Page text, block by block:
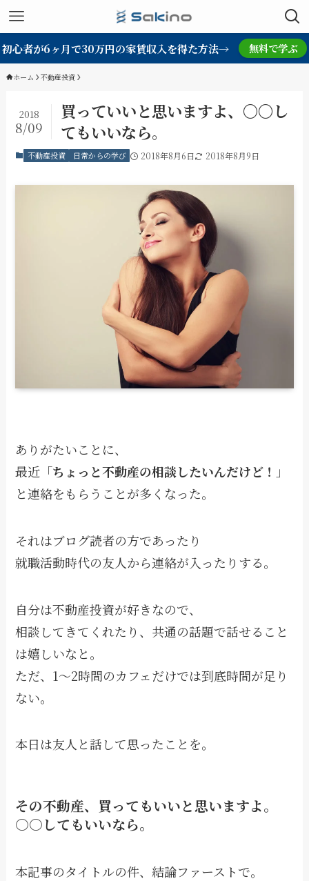
初心者が6ヶ月で30万円の家賃収入を得た方法→ 無料で学ぶ
ホーム 不動産投資
買っていいと思いますよ、〇〇し
てもいいなら。
2018
8/09
不動産投資 日常からの学び 2018年8月6日 2018年8月9日
ありがたいことに、
最近「ちょっと不動産の相談したいんだけど！ 」
と連絡をもらうことが多くなった。
それはブログ読者の方であったり
就職活動時代の友人から連絡が入ったりする。
自分は不動産投資が好きなので、
相談してきてくれたり、共通の話題で話せること
は嬉しいなと。
ただ、1〜2時間のカフェだけでは到底時間が足り
ない。
本日は友人と話して思ったことを。
その不動産、買ってもいいと思いますよ。
○○してもいいなら。
本記事のタイトルの件、結論ファーストで。